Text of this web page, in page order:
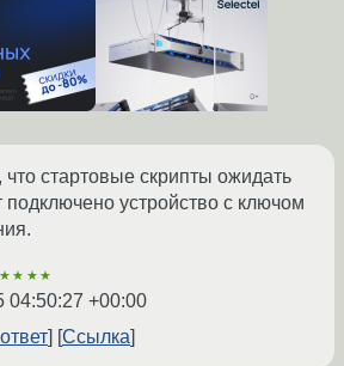
стартовые скрипты ожидать
подключено устройство с ключом
04:50:27 +00:00
Ссылка